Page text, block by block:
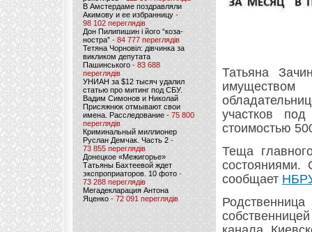
В Амстердаме поздравляли
Акимову и ее избранницу -
98 102 переглядів
Дон Пилипишин і його “коза-
ностра” - 84 777 переглядів
Тетяна Чорновіл: дівчинка за
викликом депутата
Пашинського- 83 688
переглядів
УНИАН за $12 тысяч удалил
статью про митинг под СБУ.
Вадим Симонов и Николай
Присяжнюк отмывают свои
имена. Расследование - 75 800
переглядів
Криминальный миллионер
Руслан Демчак. Часть 2-
73 855 переглядів
Донецкое «Межигорье»
Татьяны Бахтеевой ждет
экспроприаторов. 10 фото -
73 288 переглядів
Мегадекларация Антона
Яценко - 72 091 переглядів
Татьяна
участков
стоимостью
Теща
состояниями.
сообщает